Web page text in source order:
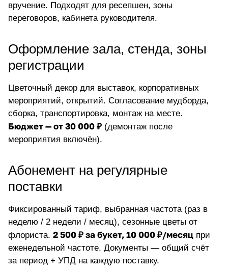
вручение. Подходят для ресепшен, зоны
переговоров, кабинета руководителя.
Оформление зала, стенда, зоны
регистрации
Цветочный декор для выставок, корпоративных
мероприятий, открытий. Согласование мудборда,
сборка, транспортировка, монтаж на месте.
Бюджет — от 30 000 ₽ (демонтаж после
мероприятия включён).
Абонемент на регулярные
поставки
Фиксированный тариф, выбранная частота (раз в
неделю / 2 недели / месяц), сезонные цветы от
флориста. 2 500 ₽ за букет, 10 000 ₽/месяц при
еженедельной частоте. Документы — общий счёт
за период + УПД на каждую поставку.